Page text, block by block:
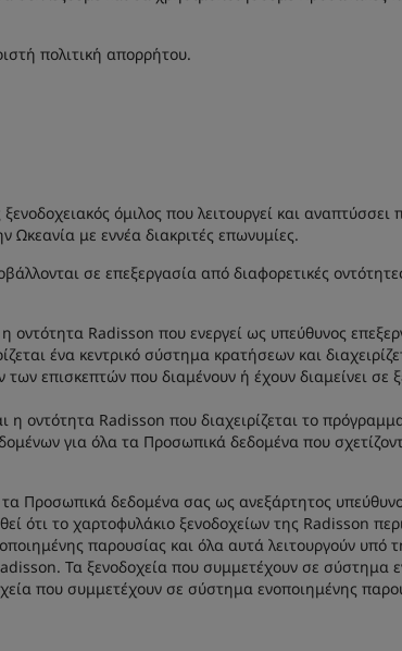
πολιτική απορρήτου.
ξενοδοχειακός όμιλος που λειτουργεί και
με εννέα διακριτές επωνυμίες.
σε επεξεργασία από διαφορετικές
οντότητα Radisson που ενεργεί ως υπεύθυνος
ένα κεντρικό σύστημα κρατήσεων και
επισκεπτών που διαμένουν ή έχουν διαμείνει σε
η οντότητα Radisson που διαχειρίζεται το
για όλα τα Προσωπικά δεδομένα που
Προσωπικά δεδομένα σας ως ανεξάρτητος
ότι το χαρτοφυλάκιο ξενοδοχείων της Radisson
παρουσίας και όλα αυτά λειτουργούν υπό
Τα ξενοδοχεία που συμμετέχουν σε σύστημα
που συμμετέχουν σε σύστημα ενοποιημένης